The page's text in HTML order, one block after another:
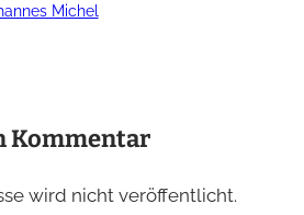
Michel
Kommentar
wird nicht veröffentlicht.